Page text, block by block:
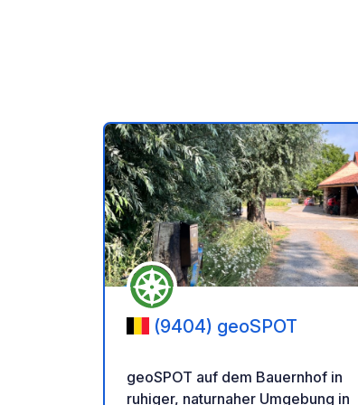
(9404) geoSPOT
geoSPOT auf dem Bauernhof in
ruhiger, naturnaher Umgebung in